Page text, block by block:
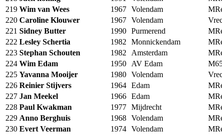
219 Wim van Wees 1967 Volendam
220 Caroline Klouwer 1967 Volendam
221 Sidney Butter 1990 Purmerend
222 Lesley Schertia 1982 Monnickendam
223 Stephan Schouten 1982 Amsterdam
224 Wim Edam 1950 AV Edam
225 Yavanna Mooijer 1980 Volendam
226 Reinier Stijvers 1964 Edam
227 Jan Meekel 1966 Edam
228 Paul Kwakman 1977 Mijdrecht
229 Anno Berghuis 1968 Volendam
230 Evert Veerman 1974 Volendam